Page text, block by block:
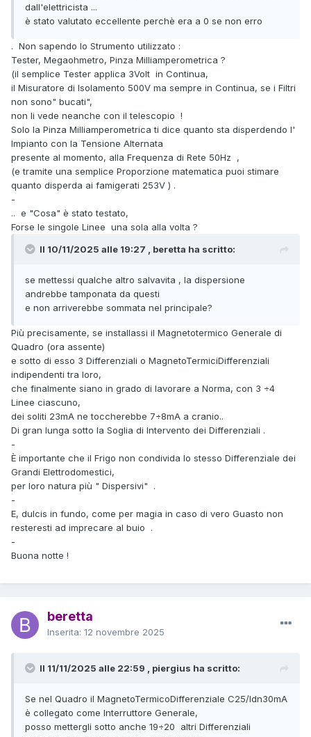
dall'elettricista ...
è stato valutato eccellente perchè era a 0 se non erro
. Non sapendo lo Strumento utilizzato :
Tester, Megaohmetro, Pinza Milliamperometrica ?
(il semplice Tester applica 3Volt in Continua,
il Misuratore di Isolamento 500V ma sempre in Continua, se i Filtri
non sono" bucati",
non li vede neanche con il telescopio !
Solo la Pinza Milliamperometrica ti dice quanto sta disperdendo l'
Impianto con la Tensione Alternata
presente al momento, alla Frequenza di Rete 50Hz ,
(e tramite una semplice Proporzione matematica puoi stimare
quanto disperda ai famigerati 253V ) .
-
.. e "Cosa" è stato testato,
Forse le singole Linee una sola alla volta ?
Il 10/11/2025 alle 19:27 , beretta ha scritto:
se mettessi qualche altro salvavita , la dispersione
andrebbe tamponata da questi
e non arriverebbe sommata nel principale?
Più precisamente, se installassi il Magnetotermico Generale di
Quadro (ora assente)
e sotto di esso 3 Differenziali o MagnetoTermiciDifferenziali
indipendenti tra loro,
che finalmente siano in grado di lavorare a Norma, con 3 ÷4
Linee ciascuno,
dei soliti 23mA ne toccherebbe 7÷8mA a cranio..
Di gran lunga sotto la Soglia di Intervento dei Differenziali .
-
È importante che il Frigo non condivida lo stesso Differenziale dei
Grandi Elettrodomestici,
per loro natura più " Dispersivi" .
-
E, dulcis in fundo, come per magia in caso di vero Guasto non
resteresti ad imprecare al buio .
-
Buona notte !
beretta
Inserita: 12 novembre 2025
Il 11/11/2025 alle 22:59 , piergius ha scritto:
Se nel Quadro il MagnetoTermicoDifferenziale C25/Idn30mA
è collegato come Interruttore Generale,
posso mettergli sotto anche 19÷20 altri Differenziali